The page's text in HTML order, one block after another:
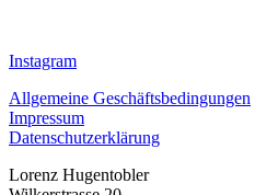
Instagram
Allgemeine Geschäftsbedingungen
Impressum
Datenschutzerklärung
Lorenz Hugentobler